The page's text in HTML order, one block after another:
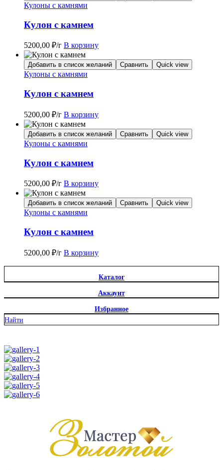
Кулоны с камнями
Кулон с камнем
5200,00 ₽/г В корзину
Добавить в список желаний Сравнить Quick view
Кулоны с камнями
Кулон с камнем
5200,00 ₽/г В корзину
Добавить в список желаний Сравнить Quick view
Кулоны с камнями
Кулон с камнем
5200,00 ₽/г В корзину
Добавить в список желаний Сравнить Quick view
Кулоны с камнями
Кулон с камнем
5200,00 ₽/г В корзину
Каталог
Аккаунт
Избранное
Найти